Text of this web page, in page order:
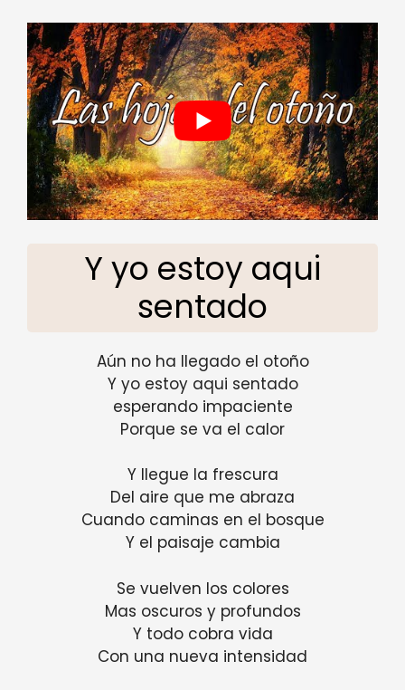
Y yo estoy aqui
sentado
Aún no ha llegado el otoño
Y yo estoy aqui sentado
esperando impaciente
Porque se va el calor
Y llegue la frescura
Del aire que me abraza
Cuando caminas en el bosque
Y el paisaje cambia
Se vuelven los colores
Mas oscuros y profundos
Y todo cobra vida
Con una nueva intensidad